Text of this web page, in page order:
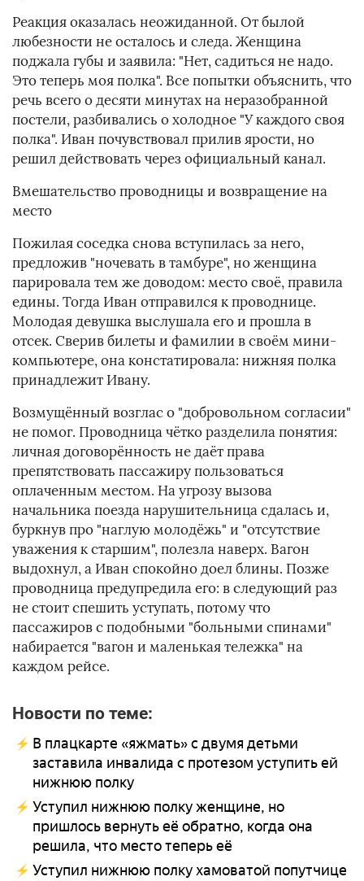
Реакция оказалась неожиданной. От былой
любезности не осталось и следа. Женщина
поджала губы и заявила: "Нет, садиться не надо.
Это теперь моя полка". Все попытки объяснить, что
речь всего о десяти минутах на неразобранной
постели, разбивались о холодное "У каждого своя
полка". Иван почувствовал прилив ярости, но
решил действовать через официальный канал.
Вмешательство проводницы и возвращение на
место
Пожилая соседка снова вступилась за него,
предложив "ночевать в тамбуре", но женщина
парировала тем же доводом: место своё, правила
едины. Тогда Иван отправился к проводнице.
Молодая девушка выслушала его и прошла в
отсек. Сверив билеты и фамилии в своём мини-
компьютере, она констатировала: нижняя полка
принадлежит Ивану.
Возмущённый возглас о "добровольном согласии"
не помог. Проводница чётко разделила понятия:
личная договорённость не даёт права
препятствовать пассажиру пользоваться
оплаченным местом. На угрозу вызова
начальника поезда нарушительница сдалась и,
буркнув про "наглую молодёжь" и "отсутствие
уважения к старшим", полезла наверх. Вагон
выдохнул, а Иван спокойно доел блины. Позже
проводница предупредила его: в следующий раз
не стоит спешить уступать, потому что
пассажиров с подобными "больными спинами"
набирается "вагон и маленькая тележка" на
каждом рейсе.
Новости по теме:
В плацкарте «яжмать» с двумя детьми
заставила инвалида с протезом уступить ей
нижнюю полку
Уступил нижнюю полку женщине, но
пришлось вернуть её обратно, когда она
решила, что место теперь её
Уступил нижнюю полку хамоватой попутчице